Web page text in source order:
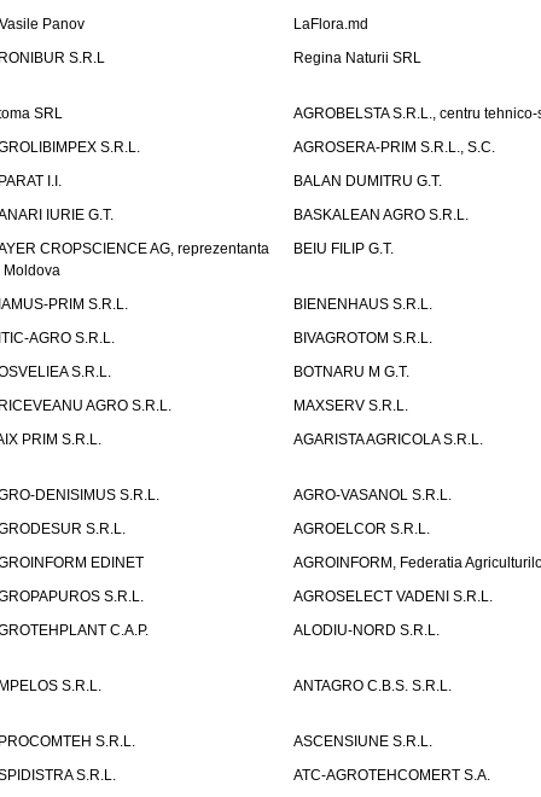
Panov
LaFlora.md
S.R.L
Regina Naturii SRL
SRL
AGROBELSTA S.R.L., centru
S.R.L.
AGROSERA-PRIM S.R.L., S.C.
I.I.
BALAN DUMITRU G.T.
IURIE G.T.
BASKALEAN AGRO S.R.L.
CROPSCIENCE AG, reprezentanta
Moldova
BEIU FILIP G.T.
PRIM S.R.L.
BIENENHAUS S.R.L.
AGRO S.R.L.
BIVAGROTOM S.R.L.
S.R.L.
BOTNARU M G.T.
AGRO S.R.L.
MAXSERV S.R.L.
PRIM S.R.L.
AGARISTA AGRICOLA S.R.L.
DENISIMUS S.R.L.
AGRO-VASANOL S.R.L.
S.R.L.
AGROELCOR S.R.L.
EDINET
AGROINFORM, Federatia
S.R.L.
AGROSELECT VADENI S.R.L.
C.A.P.
ALODIU-NORD S.R.L.
S.R.L. ANTAGRO C.B.S. S.R.L.
S.R.L.
ASCENSIUNE S.R.L.
S.R.L.
ATC-AGROTEHCOMERT S.A.